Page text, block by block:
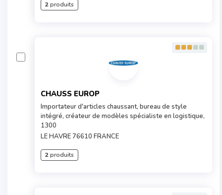
2produits
CHAUSS EUROP
Importateur d'articles chaussant, bureau de style
intégré, créateur de modèles spécialiste en logistique,
1300
LE HAVRE 76610 FRANCE
2produits